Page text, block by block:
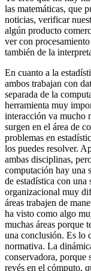
las matemáticas, que
noticias, verificar
algún producto
ver con
también de la
En cuanto a la
ambos trabajan con
separada de la
herramienta muy
interacción va mucho
surgen en el área de
problemas en
los puedes resolver.
ambas disciplinas,
computación hay una
de estadística con
organizacional muy
áreas trabajen de
ha visto como algo
muchas áreas porque
una conclusión. Es lo
normativa. La
conservadora, porque
revés en el cómputo,